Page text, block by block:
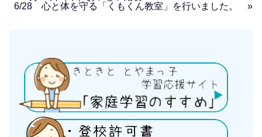
6/28 心と体を守る「くもくん教室」を行いました。 »